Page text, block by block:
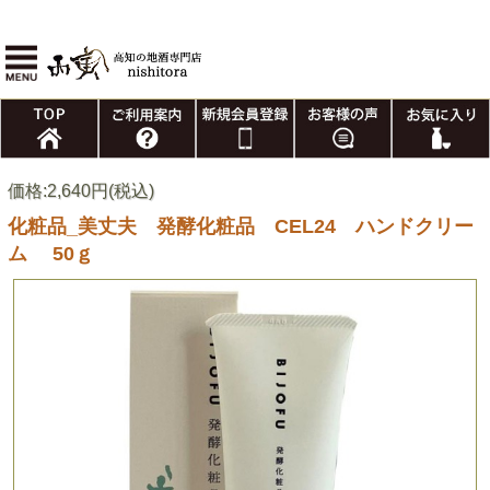
価格:2,640円(税込)
化粧品_美丈夫 発酵化粧品 CEL24 ハンドクリー
ム 50ｇ